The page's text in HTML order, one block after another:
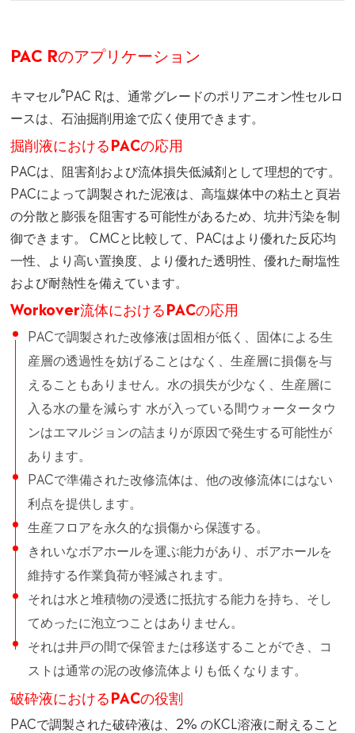
PAC Rのアプリケーション
キマセル®PAC Rは、通常グレードのポリアニオン性セルロ
ースは、石油掘削用途で広く使用できます。
掘削液におけるPACの応用
PACは、阻害剤および流体損失低減剤として理想的です。
PACによって調製された泥液は、高塩媒体中の粘土と頁岩
の分散と膨張を阻害する可能性があるため、坑井汚染を制
御できます。 CMCと比較して、PACはより優れた反応均
一性、より高い置換度、より優れた透明性、優れた耐塩性
および耐熱性を備えています。
Workover流体におけるPACの応用
PACで調製された改修液は固相が低く、固体による生
産層の透過性を妨げることはなく、生産層に損傷を与
えることもありません。水の損失が少なく、生産層に
入る水の量を減らす 水が入っている間ウォータータウ
ンはエマルジョンの詰まりが原因で発生する可能性が
あります。
PACで準備された改修流体は、他の改修流体にはない
利点を提供します。
生産フロアを永久的な損傷から保護する。
きれいなボアホールを運ぶ能力があり、ボアホールを
維持する作業負荷が軽減されます。
それは水と堆積物の浸透に抵抗する能力を持ち、そし
てめったに泡立つことはありません。
それは井戸の間で保管または移送することができ、コ
ストは通常の泥の改修流体よりも低くなります。
破砕液におけるPACの役割
PACで調製された破砕液は、2% のKCL溶液に耐えること